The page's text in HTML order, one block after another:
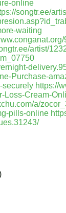
online
songtr.ee/
waiting
artist/
Purchase-
securely https://
Cream-
a/
pills-online